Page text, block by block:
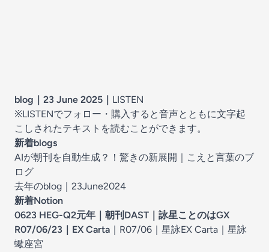
blog｜23 June 2025 ｜ LISTEN
※LISTENでフォロー・購入すると音声とともに文字起
こしされたテキストを読むことができます。
新着blogs
AIが朝刊を自動生成？！驚きの新展開 ｜ こえと言葉のブ
ログ
去年のblog｜23June2024
新着Notion
0623 HEG-Q2元年 ｜ 朝刊DAST｜詠星ことのはGX
R07/06/23｜EX Carta ｜ R07/06｜星詠EX Carta ｜ 星詠
蠍座宮